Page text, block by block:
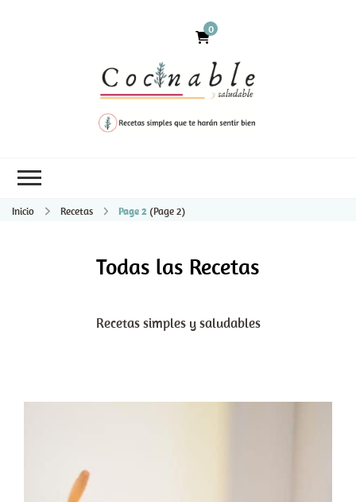
0
Inicio Recetas Page 2 (Page 2)
Todas las Recetas
Recetas simples y saludables